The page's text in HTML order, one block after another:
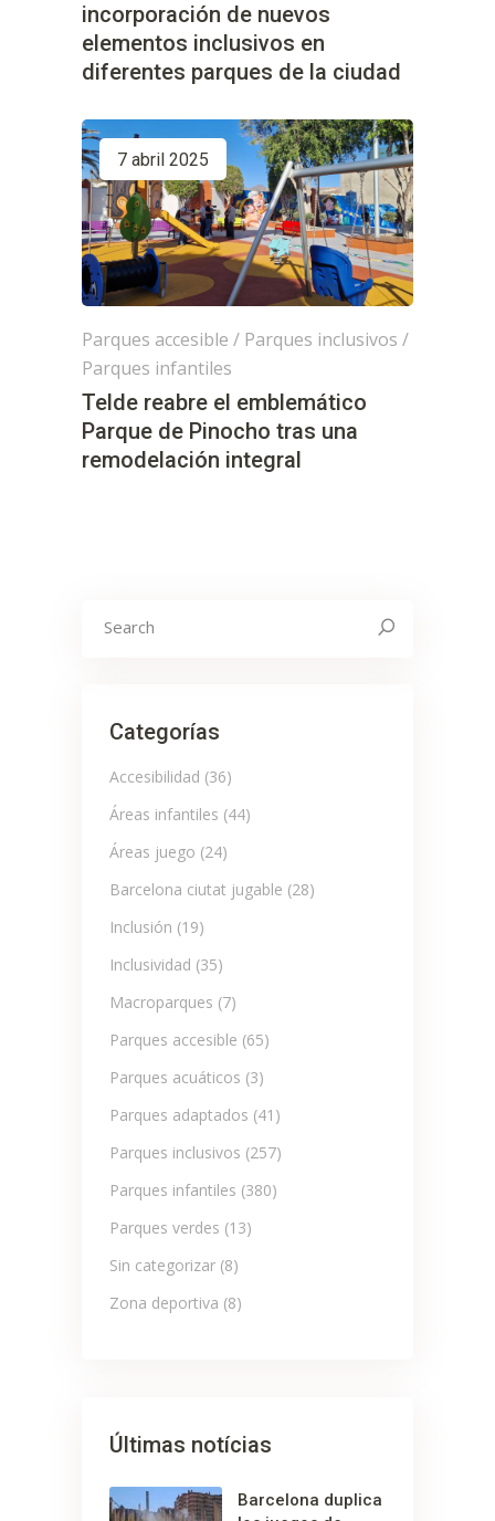
incorporación de nuevos
elementos inclusivos en
diferentes parques de la ciudad
7 abril 2025
Parques accesible / Parques inclusivos /
Parques infantiles
Telde reabre el emblemático
Parque de Pinocho tras una
remodelación integral
Categorías
Accesibilidad (36)
Áreas infantiles (44)
Áreas juego (24)
Barcelona ciutat jugable (28)
Inclusión (19)
Inclusividad (35)
Macroparques (7)
Parques accesible (65)
Parques acuáticos (3)
Parques adaptados (41)
Parques inclusivos (257)
Parques infantiles (380)
Parques verdes (13)
Sin categorizar (8)
Zona deportiva (8)
Últimas notícias
Barcelona duplica